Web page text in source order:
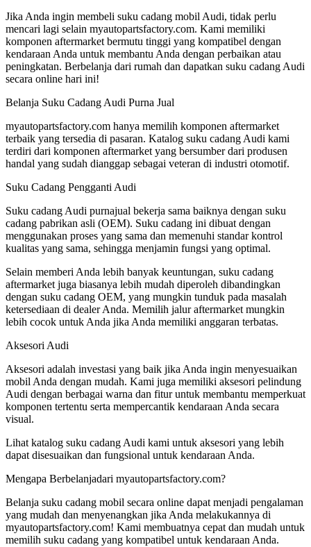
Jika Anda ingin membeli suku cadang mobil Audi, tidak perlu
mencari lagi selain myautopartsfactory.com. Kami memiliki
komponen aftermarket bermutu tinggi yang kompatibel dengan
kendaraan Anda untuk membantu Anda dengan perbaikan atau
peningkatan. Berbelanja dari rumah dan dapatkan suku cadang Audi
secara online hari ini!
Belanja Suku Cadang Audi Purna Jual
myautopartsfactory.com hanya memilih komponen aftermarket
terbaik yang tersedia di pasaran. Katalog suku cadang Audi kami
terdiri dari komponen aftermarket yang bersumber dari produsen
handal yang sudah dianggap sebagai veteran di industri otomotif.
Suku Cadang Pengganti Audi
Suku cadang Audi purnajual bekerja sama baiknya dengan suku
cadang pabrikan asli (OEM). Suku cadang ini dibuat dengan
menggunakan proses yang sama dan memenuhi standar kontrol
kualitas yang sama, sehingga menjamin fungsi yang optimal.
Selain memberi Anda lebih banyak keuntungan, suku cadang
aftermarket juga biasanya lebih mudah diperoleh dibandingkan
dengan suku cadang OEM, yang mungkin tunduk pada masalah
ketersediaan di dealer Anda. Memilih jalur aftermarket mungkin
lebih cocok untuk Anda jika Anda memiliki anggaran terbatas.
Aksesori Audi
Aksesori adalah investasi yang baik jika Anda ingin menyesuaikan
mobil Anda dengan mudah. Kami juga memiliki aksesori pelindung
Audi dengan berbagai warna dan fitur untuk membantu memperkuat
komponen tertentu serta mempercantik kendaraan Anda secara
visual.
Lihat katalog suku cadang Audi kami untuk aksesori yang lebih
dapat disesuaikan dan fungsional untuk kendaraan Anda.
Mengapa Berbelanjadari myautopartsfactory.com?
Belanja suku cadang mobil secara online dapat menjadi pengalaman
yang mudah dan menyenangkan jika Anda melakukannya di
myautopartsfactory.com! Kami membuatnya cepat dan mudah untuk
memilih suku cadang yang kompatibel untuk kendaraan Anda.